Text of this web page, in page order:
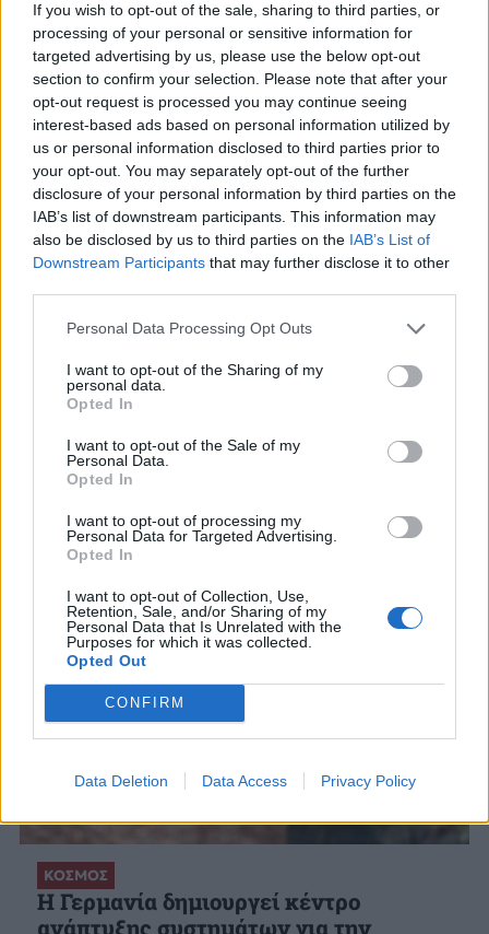
If you wish to opt-out of the sale, sharing to third parties, or
processing of your personal or sensitive information for
targeted advertising by us, please use the below opt-out
section to confirm your selection. Please note that after your
opt-out request is processed you may continue seeing
interest-based ads based on personal information utilized by
us or personal information disclosed to third parties prior to
your opt-out. You may separately opt-out of the further
disclosure of your personal information by third parties on the
IAB’s list of downstream participants. This information may
also be disclosed by us to third parties on the IAB’s List of
Downstream Participants that may further disclose it to other
Personal Data Processing Opt Outs
I want to opt-out of the Sharing of my
personal data.
Opted In
I want to opt-out of the Sale of my
Personal Data.
Opted In
I want to opt-out of processing my
Personal Data for Targeted Advertising.
Opted In
I want to opt-out of Collection, Use,
Retention, Sale, and/or Sharing of my
Personal Data that Is Unrelated with the
Purposes for which it was collected.
Opted Out
CONFIRM
Data Deletion Data Access Privacy Policy
Συμμαχίες με Ισραήλ,
Ινδία και Εμιράτα
Πακιστάν»
ΔΙΑΦΗΜΙΣΗ
ΣΧΕΤΙΚΑ ΑΡΘΡΑ
ΚΟΣΜΟΣ
Η Γερμανία δημιουργεί κέντρο